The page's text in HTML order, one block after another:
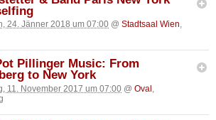
24. Jänner 2018 um 07:00 @ Stadtsaal Wien,
Pillinger Music: From
to New York
11. November 2017 um 07:00 @ Oval